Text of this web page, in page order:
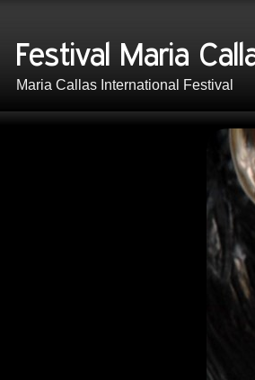
Maria Callas International Festival